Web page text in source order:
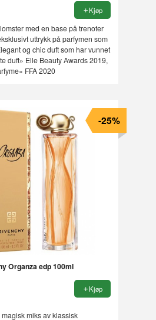
Kjøp
med en base på trenoter
uttrykk på parfymen som
og chic duft som har vunnet
duft» Elle Beauty Awards 2019,
FFA 2020
Organza edp 100ml
-25%
Kjøp
miks av klassisk